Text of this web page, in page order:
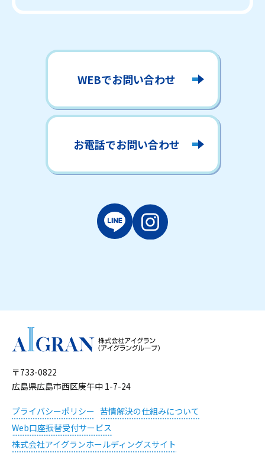
WEBでお問い合わせ
お電話でお問い合わせ
〒733-0822
広島県広島市西区庚午中 1-7-24
プライバシーポリシー 苦情解決の仕組みについて
Web口座振替受付サービス
株式会社アイグランホールディングスサイト